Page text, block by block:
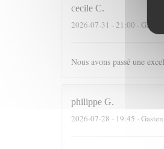
cecile C
2026-07-31 - 21:00 - Gasten 4
Nous avons passé une
philippe G
2026-07-28 - 19:45 -